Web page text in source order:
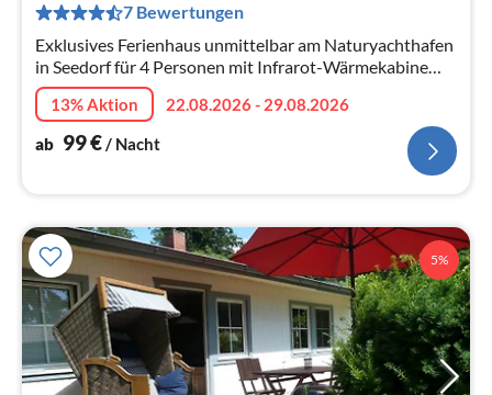
7 Bewertungen
Exklusives Ferienhaus unmittelbar am Naturyachthafen
in Seedorf für 4 Personen mit Infrarot-Wärmekabine
und 2 Bädern,WLAN, Sonnenliegen u.v.m.
13% Aktion
22.08.2026 - 29.08.2026
ab 99€/ Nacht
5%